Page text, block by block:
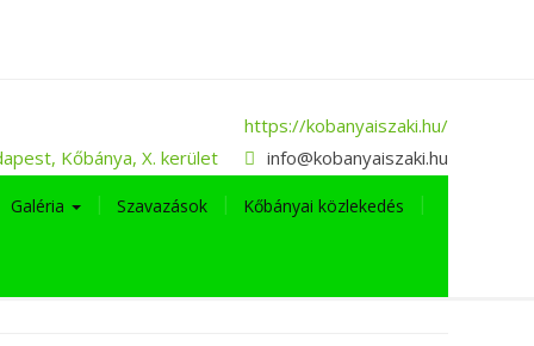
https://kobanyaiszaki.hu/
Kőbánya, X. kerület
info@kobanyaiszaki.hu
Galéria Szavazások Kőbányai közlekedés